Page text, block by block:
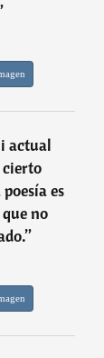
actual
cierto
es
no
”